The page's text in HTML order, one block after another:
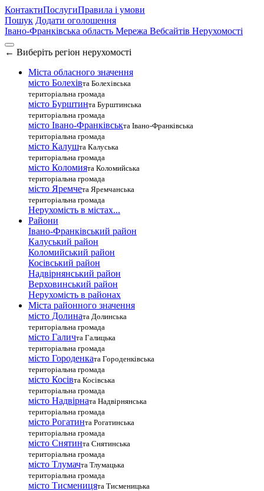
КонтактиПослугиПравила і умови
Пошук Додати оголошення
Івано-Франківська область Мережа Вебсайтів Нерухомості
← Виберіть регіон нерухомості
Міста обласного значення
місто Болехівта Болехівська
територіальна громада
місто Бурштинта Бурштинська
територіальна громада
місто Івано-Франківськта Івано-Франківська
територіальна громада
місто Калушта Калуська
територіальна громада
місто Коломията Коломийська
територіальна громада
місто Яремчета Яремчанська
територіальна громада
Нерухомість в містах...
Райони
Івано-Франківський район
Калуський район
Коломийський район
Косівський район
Надвірнянський район
Верховинський район
Нерухомість в районах
Міста районного значення
місто Долината Долинська
територіальна громада
місто Галичта Галицька
територіальна громада
місто Городенката Городенківська
територіальна громада
місто Косівта Косівська
територіальна громада
місто Надвірната Надвірнянська
територіальна громада
місто Рогатинта Рогатинська
територіальна громада
місто Снятинта Снятинська
територіальна громада
місто Тлумачта Тлумацька
територіальна громада
місто Тисменицята Тисменицька